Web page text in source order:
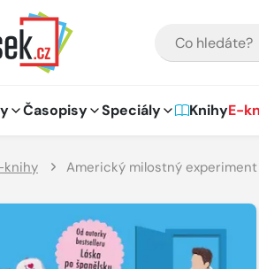
Časopisy Speciály KnihyE-
knihy Americký milostný experiment